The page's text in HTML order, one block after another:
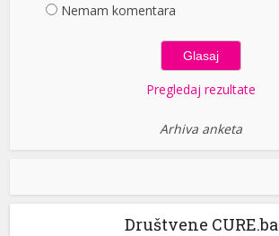
Nemam komentara
Pregledaj rezultate
Arhiva anketa
Društvene CURE.ba